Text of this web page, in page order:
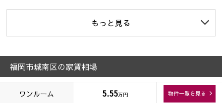
もっと見る
福岡市城南区の家賃相場
ワンルーム 5.55万円 物件一覧を見る